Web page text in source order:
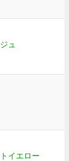
ュ
イエロー